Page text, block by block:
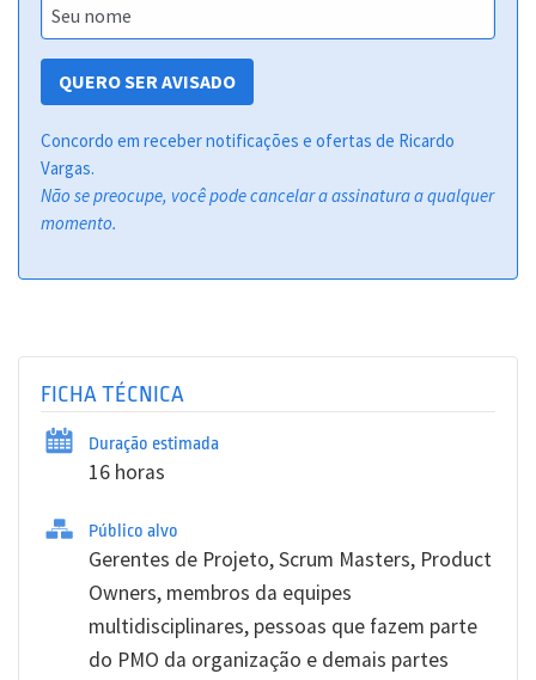
QUERO SER AVISADO
Concordo em receber notificações e ofertas de Ricardo
Vargas.
Não se preocupe, você pode cancelar a assinatura a qualquer
momento.
FICHA TÉCNICA
Duração estimada
16 horas
Público alvo
Gerentes de Projeto, Scrum Masters, Product
Owners, membros da equipes
multidisciplinares, pessoas que fazem parte
do PMO da organização e demais partes